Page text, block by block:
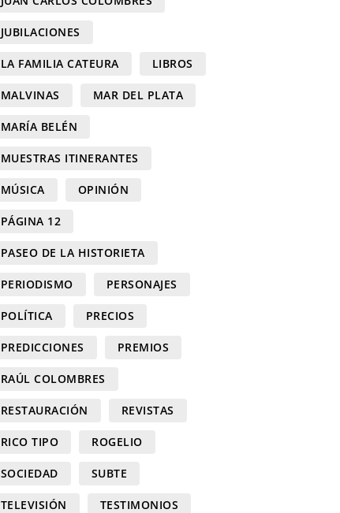
JUBILACIONES
LA FAMILIA CATEURA LIBROS
MALVINAS MAR DEL PLATA
MARÍA BELÉN
MUESTRAS ITINERANTES
MÚSICA OPINIÓN
PÁGINA 12
PASEO DE LA HISTORIETA
PERIODISMO PERSONAJES
POLÍTICA PRECIOS
PREDICCIONES PREMIOS
RAÚL COLOMBRES
RESTAURACIÓN REVISTAS
RICO TIPO ROGELIO
SOCIEDAD SUBTE
TELEVISIÓN TESTIMONIOS